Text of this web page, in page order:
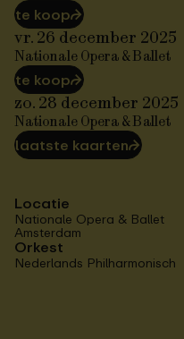
te koop⮫
vr. 26 december 2025
Nationale Opera & Ballet
te koop⮫
zo. 28 december 2025
Nationale Opera & Ballet
laatste kaarten⮫
Locatie
Nationale Opera & Ballet
Amsterdam
Orkest
Nederlands Philharmonisch